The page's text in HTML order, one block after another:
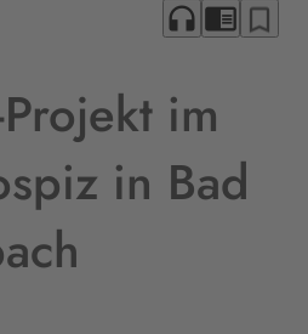
headphones chrome_reader_mode bookmark_border
im
in Bad